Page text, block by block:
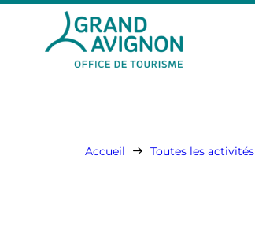
Accueil Toutes les activités